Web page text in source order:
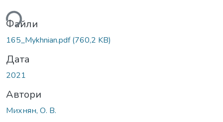
Файли
165_Mykhnian.pdf(760,2 KB)
Дата
2021
Автори
Михнян, О. В.